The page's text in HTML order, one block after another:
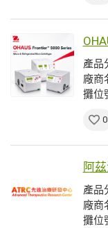
產品
廠商
攤位
0
阿
產品
廠商
攤位